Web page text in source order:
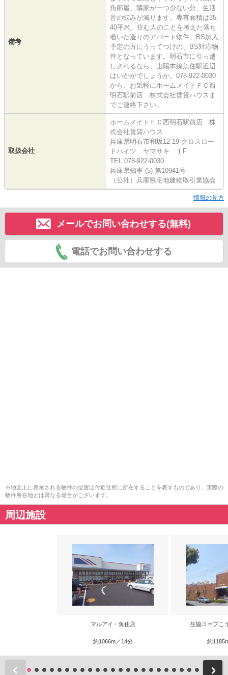
備考
角部屋、隣家が一つ少ない分、生活
音の悩みが減ります。専有面積は35.
40平米。住む人のことを考えた落ち
着いた造りのアパート物件。BS加入
予定の方にうってつけの、BS対応物
件となっています。明石市に引っ越
しされるなら、山陽本線魚住駅近辺
はいかがでしょうか。078-922-0030
から、お気軽にホームメイトＦＣ西
明石駅前店 株式会社賃貸ハウスま
でご連絡下さい。
取扱会社
ホームメイトＦＣ西明石駅前店 株
式会社賃貸ハウス
兵庫県明石市和坂12-19 クロスロー
ドハイツ ヤマサキ １F
TEL:078-922-0030
兵庫県知事 (5) 第10941号
（公社）兵庫県宅地建物取引業協会
情報の見方
メールでお問い合わせする(無料)
電話でお問い合わせする
※地図上に表示される物件の位置は付近住所に所在することを表すものであり、実際の
物件所在地とは異なる場合がございます。
周辺施設
マルアイ・魚住店
約1066m／14分
生協コープこ
約
前